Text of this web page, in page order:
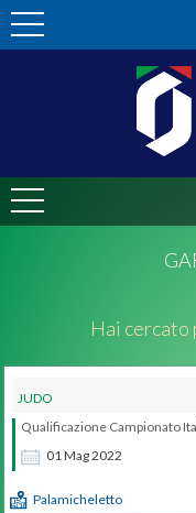
Hai cercato
JUDO
01Mag2022
Qualificazione Campionato
Palamicheletto